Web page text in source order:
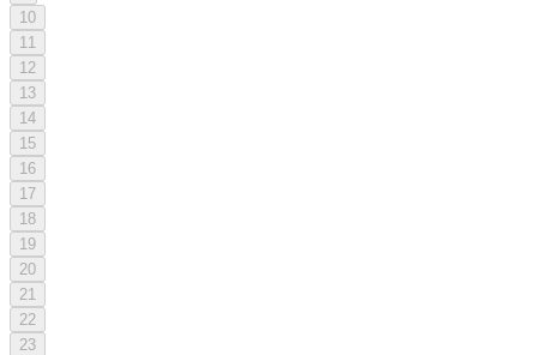
10
11
12
13
14
15
16
17
18
19
20
21
22
23